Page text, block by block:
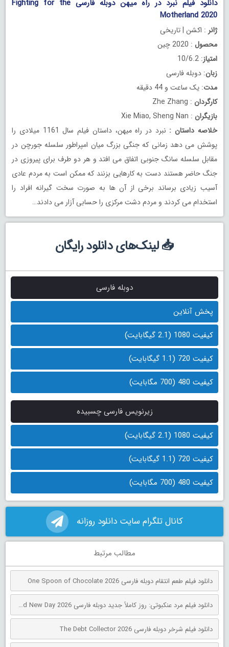
دانلود فیلم نبرد در راه میهن دوبله فارسی Fighting for the
Motherland 2020
ژانر : اکشن | تاریخی
محصول : 2020 چین
امتیاز: 10/6.2
زبان: دوبله فارسی
مدت: یک ساعت و 44 دقیقه
کارگردان : Zhe Zhang
بازیگران : Xie Miao, Sheng Nan
خلاصه داستان :
نبرد در راه میهن، داستان فیلم سال 1161 میلادی را
پوشش می دهد زمانی که جنگی بزرگ میان امپراطور سلسله جورچن در
مقابل سلسله سانگ جنوبی اتفاق می افتد و هر دو طرف برای پیروزی در
جنگ حاضر هستند دست به کارهایی بزنند که ممکن است به مردم عادی
آسیب زیادی برساند برخی از آن ها به صورت سخت گیرانه افراد را
استخدام می کردند و مردم دشت مرکزی را حسابی آزار می دادند…
📥 لینک‌های دانلود رایگان
دوبله فارسی
پخش آنلاین
کیفیت 1080 (2.1 گیگابایت)
کیفیت 720 (1.1 گیگابایت)
کیفیت 480 (700 مگابایت)
زیرنویس فارسی چسبیده
کیفیت 1080 (2.1 گیگابایت)
کیفیت 720 (1.1 گیگابایت)
کیفیت 480 (700 مگابایت)
کانال تلگرام سایت دانلود روزانه
مطالب مرتبط
دانلود فیلم طعم انتقام دوبله فارسی One Spoon of Chocolate 2026
دانلود فیلم مرد عنکبوتی: روز کاملاً جدید دوبله فارسی Spider-Man: Brand New Day 2026
دانلود فیلم شرخر دوبله فارسی The Debt Collector 2026